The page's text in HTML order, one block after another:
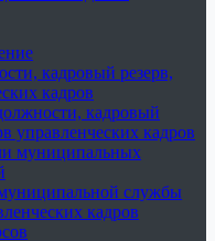
кадровый резерв,
кадров
кадровый
управленческих кадров
муниципальных
службы
кадров